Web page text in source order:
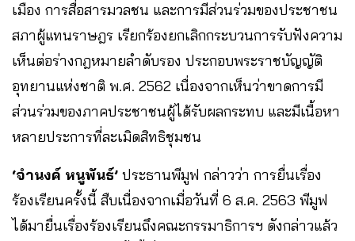
เมือง การสื่อสารมวลชน และการมีส่วนร่วมของประชาชน
สภาผู้แทนราษฎร เรียกร้องยกเลิกกระบวนการรับฟังความ
เห็นต่อร่างกฎหมายลำดับรอง ประกอบพระราชบัญญัติ
อุทยานแห่งชาติ พ.ศ. 2562 เนื่องจากเห็นว่าขาดการมี
ส่วนร่วมของภาคประชาชนผู้ได้รับผลกระทบ และมีเนื้อหา
หลายประการที่ละเมิดสิทธิชุมชน
‘จำนงค์ หนูพันธ์’ ประธานพีมูฟ กล่าวว่า การยื่นเรื่อง
ร้องเรียนครั้งนี้ สืบเนื่องจากเมื่อวันที่ 6 ส.ค. 2563 พีมูฟ
ได้มายื่นเรื่องร้องเรียนถึงคณะกรรมาธิการฯ ดังกล่าวแล้ว